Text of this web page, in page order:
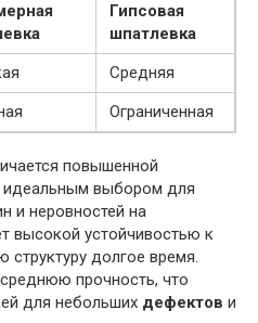
Гипсовая
шпатлевка
Средняя
Ограниченная
повышенной
идеальным выбором для
и неровностей на
высокой устойчивостью к
структуру долгое время.
прочность, что
для небольших дефектов и